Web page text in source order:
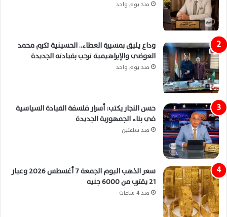
منذ يوم واحد
وداع يليق بمسيرة العطاء.. الحسينية تكرم محمد
العوضي والإبراهيمية ترحب بقيادته الجديدة
منذ يوم واحد
حسن النجار يكتب: أسرار فلسفة القيادة السياسية
في بناء الجمهورية الجديدة
منذ ساعتين
سعر الذهب اليوم الجمعة 7 أغسطس 2026 وعيار
21 يقترب من 6000 جنيه
منذ 4 ساعات